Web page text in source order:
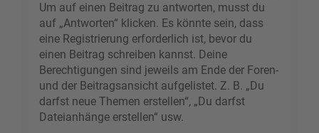
Um auf einen Beitrag zu antworten, musst du
auf „Antworten“ klicken. Es könnte sein, dass
eine Registrierung erforderlich ist, bevor du
einen Beitrag schreiben kannst. Deine
Berechtigungen sind jeweils am Ende der Foren-
und der Beitragsansicht aufgelistet. Z. B. „Du
darfst neue Themen erstellen“, „Du darfst
Dateianhänge erstellen“ usw.